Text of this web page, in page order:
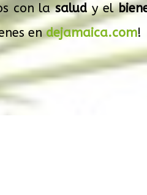
con lasaludy el
endejamaica.com!